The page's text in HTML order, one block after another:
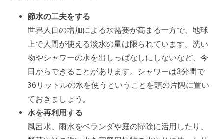
節水の工夫をする
世界人口の増加による水需要が高まる一方で、地球
上で人間が使える淡水の量は限られています。洗い
物やシャワーの水を出しっぱなしにしないなど、今
日からできることがあります。シャワーは3分間で
36リットルの水を使うということを頭の片隅に置い
ておきましょう。
水を再利用する
風呂水、雨水をベランダや庭の掃除に活用したり、